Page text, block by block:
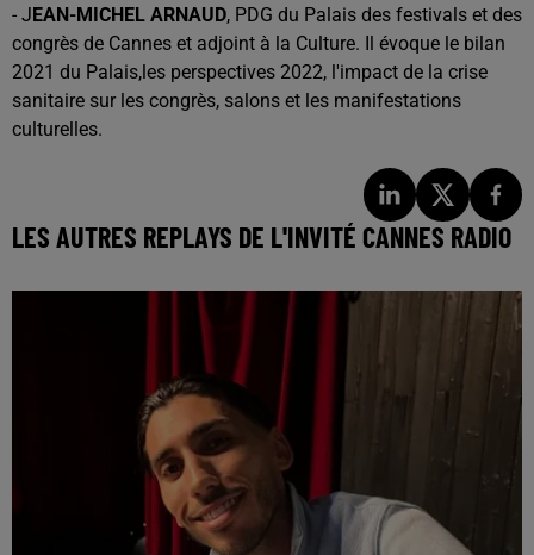
- JEAN-MICHEL ARNAUD, PDG du Palais des festivals et des
congrès de Cannes et adjoint à la Culture. Il évoque le bilan
2021 du Palais,les perspectives 2022, l'impact de la crise
sanitaire sur les congrès, salons et les manifestations
culturelles.
LES AUTRES REPLAYS DE L'INVITÉ CANNES RADIO